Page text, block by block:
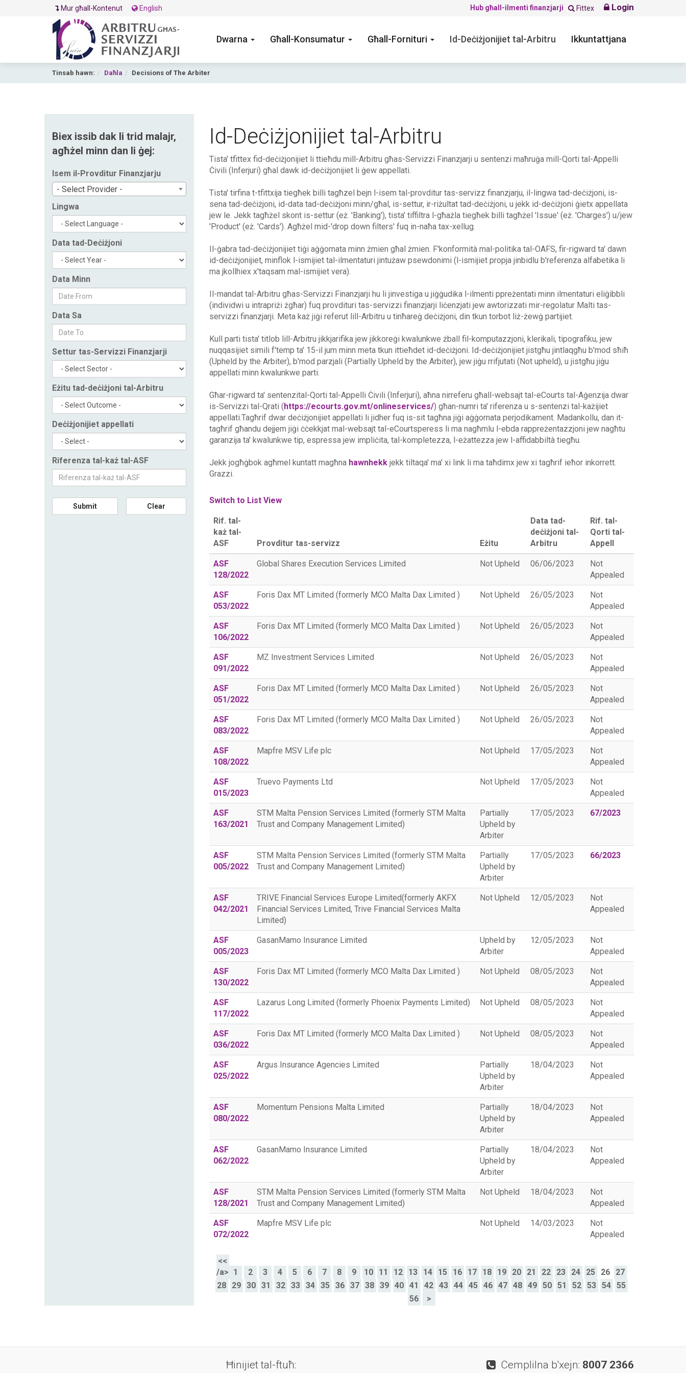
Mur għall-Kontenut English Hub għall-ilmenti finanzjarji Fittex Login
Dwarna Għall-Konsumatur Għall-Fornituri Id-Deċiżjonijiet tal-Arbitru Ikkuntattjana
Tinsab hawn: Daħla Decisions of The Arbiter
Biex issib dak li trid malajr,
agħżel minn dan li ġej:
Isem il-Provditur Finanzjarju
- Select Provider -
Lingwa
Data tad-Deċiżjoni
Data Minn
Data Sa
Settur tas-Servizzi Finanzjarji
Eżitu tad-deċiżjoni tal-Arbitru
Deċiżjonijiet appellati
Riferenza tal-każ tal-ASF
Submit Clear
Id-Deċiżjonijiet tal-Arbitru
Tista' tfittex fid-deċiżjonijiet li ttieħdu mill-Arbitru għas-Servizzi Finanzjarji u sentenzi maħruġa mill-Qorti tal-Appelli
Ċivili (Inferjuri) għal dawk id-deċiżjonijiet li ġew appellati.
Tista' tirfina t-tfittxija tiegħek billi tagħzel bejn l-isem tal-provditur tas-servizz finanzjarju, il-lingwa tad-deċiżjoni, is-
sena tad-deċiżjoni, id-data tad-deċiżjoni minn/għal, is-settur, ir-riżultat tad-deċiżjoni, u jekk id-deċiżjoni ġietx appellata
jew le. Jekk tagħżel skont is-settur (eż. 'Banking'), tista' tiffiltra l-għażla tiegħek billi tagħżel 'Issue' (eż. 'Charges') u/jew
'Product' (eż. 'Cards'). Agħżel mid-'drop down filters' fuq in-naħa tax-xellug.
Il-ġabra tad-deċiżjonijiet tiġi aġġornata minn żmien għal żmien. F'konformità mal-politika tal-OAFS, fir-rigward ta' dawn
id-deċiżjonijiet, minflok l-ismijiet tal-ilmentaturi jintużaw psewdonimi (l-ismijiet propja jinbidlu b'referenza alfabetika li
ma jkollhiex x'taqsam mal-ismijiet vera).
Il-mandat tal-Arbitru għas-Servizzi Finanzjarji hu li jinvestiga u jiġġudika l-ilmenti ppreżentati minn ilmentaturi eliġibbli
(individwi u intrapriżi żgħar) fuq provdituri tas-servizzi finanzjarji liċenzjati jew awtorizzati mir-regolatur Malti tas-
servizzi finanzjarji. Meta każ jiġi referut lill-Arbitru u tinħareġ deċiżjoni, din tkun torbot liż-żewġ partijiet.
Kull parti tista' titlob lill-Arbitru jikkjarifika jew jikkoreġi kwalunkwe żball fil-komputazzjoni, klerikali, tipografiku, jew
nuqqasijiet simili f'temp ta' 15-il jum minn meta tkun ittieħdet id-deċiżjoni. Id-deċiżjonijiet jistgħu jintlaqgħu b'mod sħiħ
(Upheld by the Arbiter), b'mod parzjali (Partially Upheld by the Arbiter), jew jiġu rrifjutati (Not upheld), u jistgħu jiġu
appellati minn kwalunkwe parti.
Għar-rigward ta' sentenzital-Qorti tal-Appelli Ċivili (Inferjuri), aħna nirreferu għall-websajt tal-eCourts tal-Aġenzija dwar
is-Servizzi tal-Qrati (https://ecourts.gov.mt/onlineservices/) għan-numri ta' riferenza u s-sentenzi tal-każijiet
appellati.Tagħrif dwar deċiżjonijiet appellati li jidher fuq is-sit tagħna jiġi aġġornata perjodikament. Madankollu, dan it-
tagħrif għandu dejjem jiġi ċċekkjat mal-websajt tal-eCourtsperess li ma nagħmlu l-ebda rappreżentazzjoni jew nagħtu
garanzija ta' kwalunkwe tip, espressa jew impliċita, tal-kompletezza, l-eżattezza jew l-affidabbiltà tiegħu.
Jekk jogħġbok agħmel kuntatt magħna hawnhekkjekk tiltaqa' ma' xi link li ma taħdimx jew xi tagħrif ieħor inkorrett.
Grazzi.
Switch to List View
Rif. tal-
każ tal-
ASF
Provditur tas-servizz Eżitu
Data tad-
deċiżjoni tal-
Arbitru
Rif. tal-
Qorti tal-
Appell
ASF
128/2022
Global Shares Execution Services Limited Not Upheld 06/06/2023
Not
Appealed
ASF
053/2022
Foris Dax MT Limited (formerly MCO Malta Dax Limited ) Not Upheld 26/05/2023
Not
Appealed
ASF
106/2022
Foris Dax MT Limited (formerly MCO Malta Dax Limited ) Not Upheld 26/05/2023
Not
Appealed
ASF
091/2022
MZ Investment Services Limited Not Upheld 26/05/2023
Not
Appealed
ASF
051/2022
Foris Dax MT Limited (formerly MCO Malta Dax Limited ) Not Upheld 26/05/2023
Not
Appealed
ASF
083/2022
Foris Dax MT Limited (formerly MCO Malta Dax Limited ) Not Upheld 26/05/2023
Not
Appealed
ASF
108/2022
Mapfre MSV Life plc Not Upheld 17/05/2023
Not
Appealed
ASF
015/2023
Truevo Payments Ltd Not Upheld 17/05/2023
Not
Appealed
ASF
163/2021
STM Malta Pension Services Limited (formerly STM Malta
Trust and Company Management Limited)
Partially
Upheld by
Arbiter
17/05/2023 67/2023
ASF
005/2022
STM Malta Pension Services Limited (formerly STM Malta
Trust and Company Management Limited)
Partially
Upheld by
Arbiter
17/05/2023 66/2023
ASF
042/2021
TRIVE Financial Services Europe Limited(formerly AKFX
Financial Services Limited, Trive Financial Services Malta
Limited)
Not Upheld 12/05/2023
Not
Appealed
ASF
005/2023
GasanMamo Insurance Limited
Upheld by
Arbiter
12/05/2023
Not
Appealed
ASF
130/2022
Foris Dax MT Limited (formerly MCO Malta Dax Limited ) Not Upheld 08/05/2023
Not
Appealed
ASF
117/2022
Lazarus Long Limited (formerly Phoenix Payments Limited) Not Upheld 08/05/2023
Not
Appealed
ASF
036/2022
Foris Dax MT Limited (formerly MCO Malta Dax Limited ) Not Upheld 08/05/2023
Not
Appealed
ASF
025/2022
Argus Insurance Agencies Limited
Partially
Upheld by
Arbiter
18/04/2023
Not
Appealed
ASF
080/2022
Momentum Pensions Malta Limited
Partially
Upheld by
Arbiter
18/04/2023
Not
Appealed
ASF
062/2022
GasanMamo Insurance Limited
Partially
Upheld by
Arbiter
18/04/2023
Not
Appealed
ASF
128/2021
STM Malta Pension Services Limited (formerly STM Malta
Trust and Company Management Limited)
Not Upheld 18/04/2023
Not
Appealed
ASF
072/2022
Mapfre MSV Life plc Not Upheld 14/03/2023
Not
Appealed
<<
/a> 1 2 3 4 5 6 7 8 9 10 11 12 13 14 15 16 17 18 19 20 21 22 23 24 25 26
27
28
29 30 31 32 33 34 35 36 37 38 39 40 41 42 43 44 45 46 47 48 49 50 51 52 53 54 55
56
>
Ħinijiet tal-ftuħ: Cemplilna b'xejn: 8007 2366